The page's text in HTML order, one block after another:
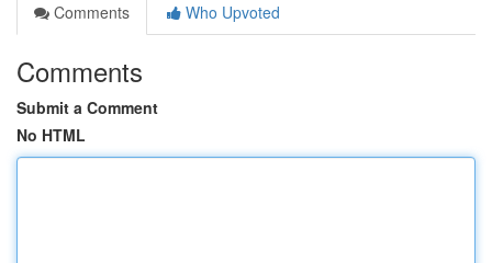
Comments
Who Upvoted
Comments
Submit a Comment
No HTML